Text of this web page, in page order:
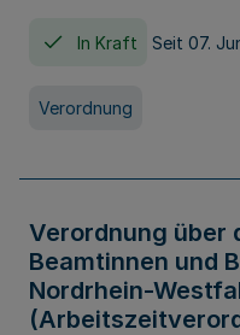
In Kraft Seit 07.
Verordnung
Verordnung über
Beamtinnen und
Nordrhein-